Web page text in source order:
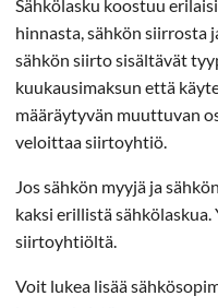
Sähkölasku koostuu
hinnasta, sähkön siirrosta
sähkön siirto sisältävät
kuukausimaksun että
määräytyvän muuttuvan
veloittaa siirtoyhtiö.
Jos sähkön myyjä ja
kaksi erillistä
siirtoyhtiöltä.
Voit lukea lisää